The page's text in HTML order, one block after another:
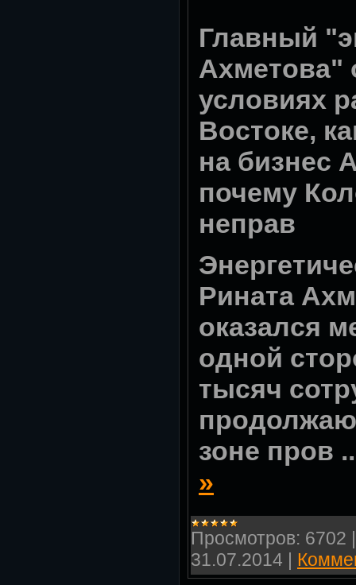
Главный
Ахметова"
условиях
Востоке,
на бизнес
почему
неправ
Рината
оказался
одной
тысяч
зоне пров
»
Просмотров: 6702
31.07.2014